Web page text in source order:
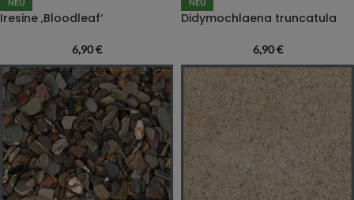
NEU
Iresine ‚Bloodleaf‘
6,90€
NEU
Didymochlaena truncatula
6,90€